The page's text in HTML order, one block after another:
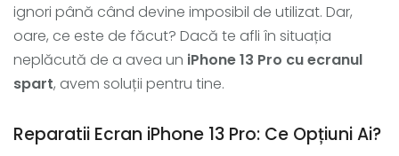
ignori până când devine imposibil de utilizat. Dar,
oare, ce este de făcut? Dacă te afli în situația
neplăcută de a avea un iPhone 13 Pro cu ecranul
spart, avem soluții pentru tine.
Reparatii Ecran iPhone 13 Pro: Ce Opțiuni Ai?